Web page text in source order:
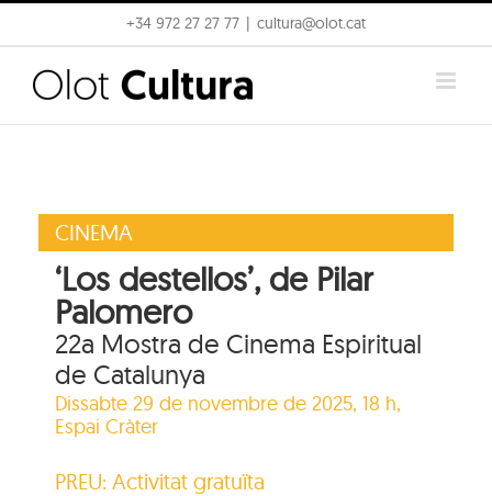
to
content
+34 972 27 27 77 cultura@olot.cat
CINEMA
‘Los destellos’, de Pilar
Palomero
22a Mostra de Cinema Espiritual
de Catalunya
Dissabte 29 de novembre de 2025, 18 h,
Espai Cràter
PREU: Activitat gratuïta